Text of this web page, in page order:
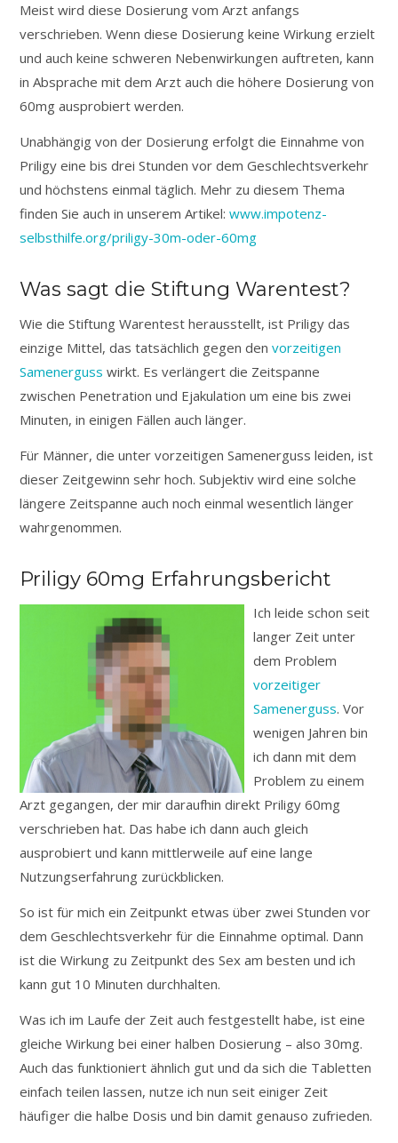
Meist wird diese Dosierung vom Arzt anfangs
verschrieben. Wenn diese Dosierung keine Wirkung erzielt
und auch keine schweren Nebenwirkungen auftreten, kann
in Absprache mit dem Arzt auch die höhere Dosierung von
60mg ausprobiert werden.
Unabhängig von der Dosierung erfolgt die Einnahme von
Priligy eine bis drei Stunden vor dem Geschlechtsverkehr
und höchstens einmal täglich. Mehr zu diesem Thema
finden Sie auch in unserem Artikel: www.impotenz-
selbsthilfe.org/priligy-30m-oder-60mg
Was sagt die Stiftung Warentest?
Wie die Stiftung Warentest herausstellt, ist Priligy das
einzige Mittel, das tatsächlich gegen den vorzeitigen
Samenerguss wirkt. Es verlängert die Zeitspanne
zwischen Penetration und Ejakulation um eine bis zwei
Minuten, in einigen Fällen auch länger.
Für Männer, die unter vorzeitigen Samenerguss leiden, ist
dieser Zeitgewinn sehr hoch. Subjektiv wird eine solche
längere Zeitspanne auch noch einmal wesentlich länger
wahrgenommen.
Priligy 60mg Erfahrungsbericht
Ich leide schon seit
langer Zeit unter
dem Problem
vorzeitiger
Samenerguss. Vor
wenigen Jahren bin
ich dann mit dem
Problem zu einem
Arzt gegangen, der mir daraufhin direkt Priligy 60mg
verschrieben hat. Das habe ich dann auch gleich
ausprobiert und kann mittlerweile auf eine lange
Nutzungserfahrung zurückblicken.
So ist für mich ein Zeitpunkt etwas über zwei Stunden vor
dem Geschlechtsverkehr für die Einnahme optimal. Dann
ist die Wirkung zu Zeitpunkt des Sex am besten und ich
kann gut 10 Minuten durchhalten.
Was ich im Laufe der Zeit auch festgestellt habe, ist eine
gleiche Wirkung bei einer halben Dosierung – also 30mg.
Auch das funktioniert ähnlich gut und da sich die Tabletten
einfach teilen lassen, nutze ich nun seit einiger Zeit
häufiger die halbe Dosis und bin damit genauso zufrieden.